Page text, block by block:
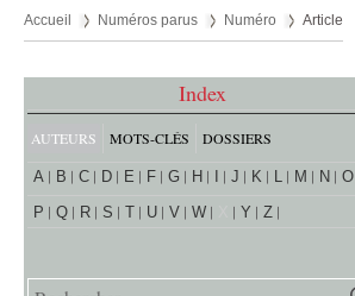
Accueil Numéros parus Numéro Article
Index
AUTEURS MOTS-CLÉS DOSSIERS
A B C D E F G H J K L M N
O
P
Q R S T U V W Y Z